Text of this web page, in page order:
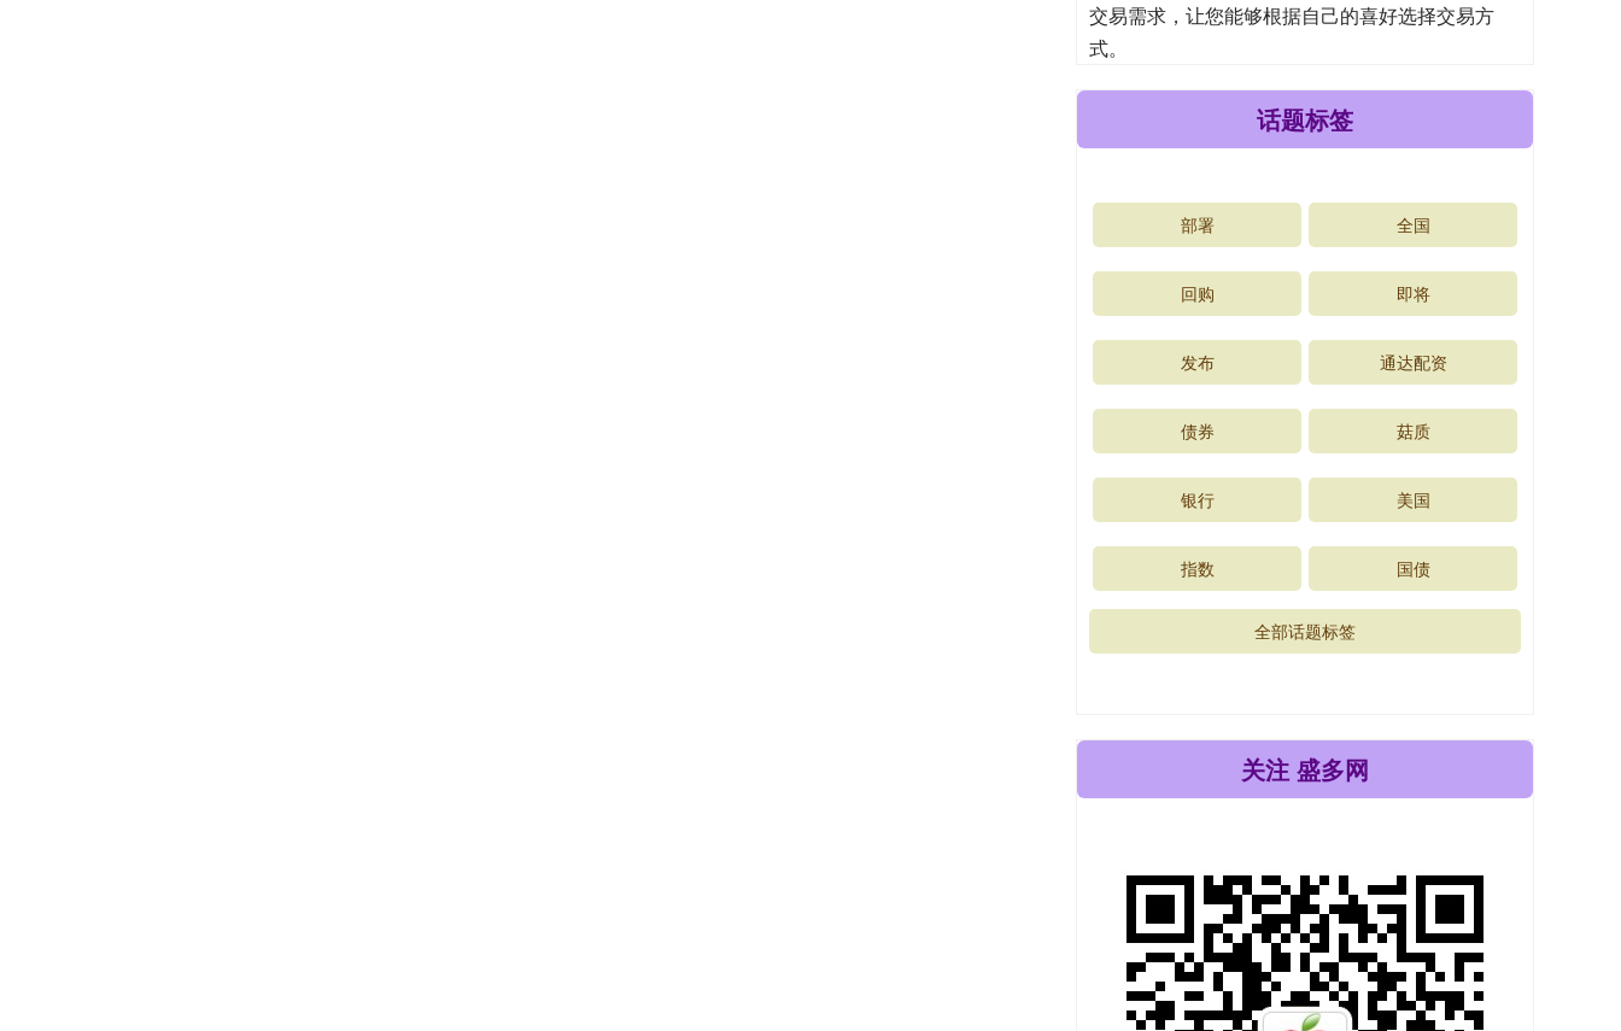
交易需求，让您能够根据自己的喜好选择交易方
式。
话题标签
部署 全国
回购 即将
发布 通达配资
债券 菇质
银行 美国
指数 国债
全部话题标签
关注 盛多网